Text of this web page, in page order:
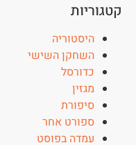
קטגוריות
היסטוריה
השחקן השישי
כדורסל
מגזין
סיפורת
ספורט אחר
עמדה בפוסט